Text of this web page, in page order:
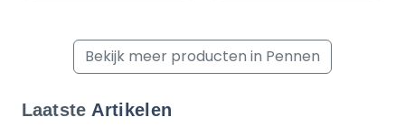
Bekijk meer producten in Pennen
Laatste Artikelen